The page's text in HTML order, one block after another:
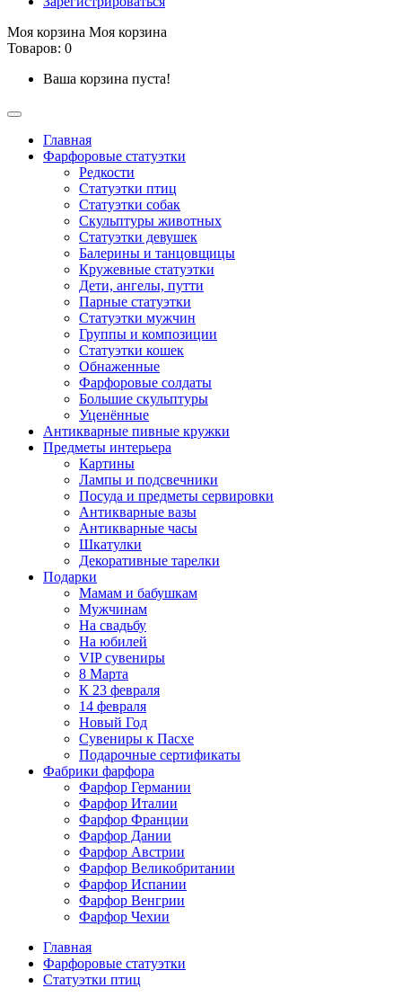
Моя корзина Моя корзина
Товаров: 0
Ваша корзина пуста!
Главная
Фарфоровые статуэтки
Редкости
Cтатуэтки птиц
Cтатуэтки собак
Скульптуры животных
Статуэтки девушек
Балерины и танцовщицы
Кружевные статуэтки
Дети, ангелы, путти
Парные статуэтки
Статуэтки мужчин
Группы и композиции
Статуэтки кошек
Обнаженные
Фарфоровые солдаты
Большие скульптуры
Уценённые
Антикварные пивные кружки
Предметы интерьера
Картины
Лампы и подсвечники
Посуда и предметы сервировки
Антикварные вазы
Антикварные часы
Шкатулки
Декоративные тарелки
Подарки
Мамам и бабушкам
Мужчинам
На свадьбу
На юбилей
VIP сувениры
8 Марта
К 23 февраля
14 февраля
Новый Год
Сувениры к Пасхе
Подарочные сертификаты
Фабрики фарфора
Фарфор Германии
Фарфор Италии
Фарфор Франции
Фарфор Дании
Фарфор Австрии
Фарфор Великобритании
Фарфор Испании
Фарфор Венгрии
Фарфор Чехии
Главная
Фарфоровые статуэтки
Cтатуэтки птиц